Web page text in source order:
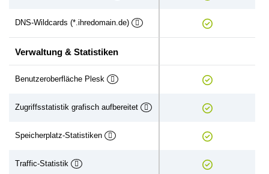
DNS-Wildcards (*.ihredomain.de)
Verwaltung & Statistiken
Benutzeroberfläche Plesk
Zugriffsstatistik grafisch aufbereitet
Speicherplatz-Statistiken
Traffic-Statistik